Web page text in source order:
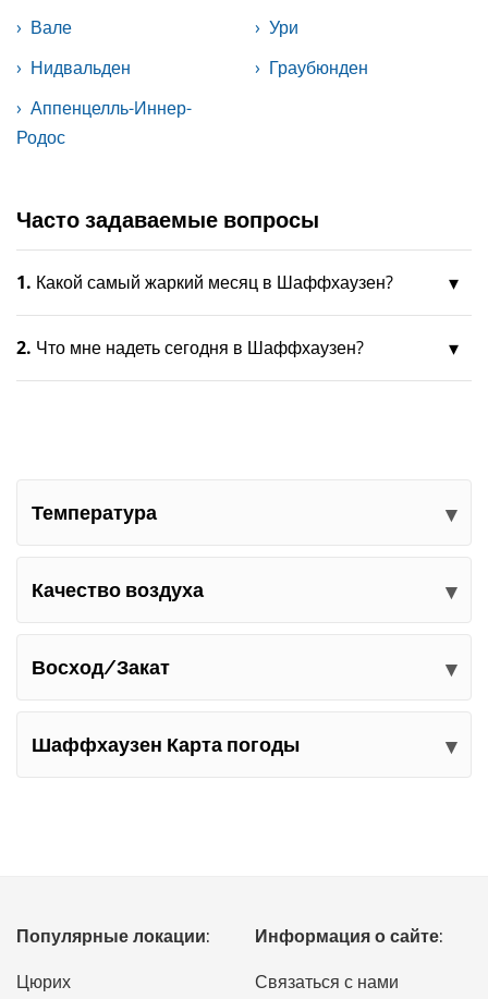
Вале
Ури
Нидвальден
Граубюнден
Аппенцелль-Иннер-
Родос
Часто задаваемые вопросы
1. Какой самый жаркий месяц в Шаффхаузен?
2. Что мне надеть сегодня в Шаффхаузен?
Температура
Качество воздуха
Восход/Закат
Шаффхаузен Карта погоды
Популярные локации:
Цюрих
Информация о сайте:
Связаться с нами